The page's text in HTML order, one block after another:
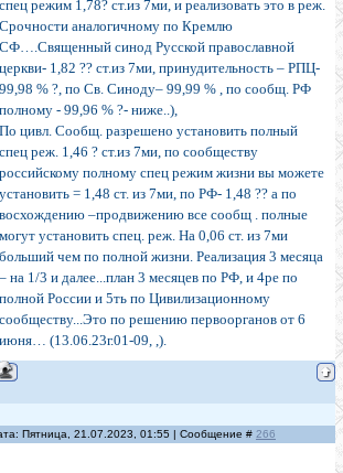
спец режим 1,78? ст.из 7ми, и реализовать это в реж.
Срочности аналогичному по Кремлю
СФ….Священный синод Русской православной
церкви- 1,82 ?? ст.из 7ми, принудительность – РПЦ-
99,98 % ?, по Св. Синоду– 99,99 % , по сообщ. РФ
полному - 99,96 % ?- ниже..),
По цивл. Сообщ. разрешено установить полный
спец реж. 1,46 ? ст.из 7ми, по сообществу
российскому полному спец режим жизни вы можете
установить = 1,48 ст. из 7ми, по РФ- 1,48 ?? а по
восхождению –продвижению все сообщ . полные
могут установить спец. реж. На 0,06 ст. из 7ми
больший чем по полной жизни. Реализация 3 месяца
– на 1/3 и далее...план 3 месяцев по РФ, и 4ре по
полной России и 5ть по Цивилизационному
сообществу...Это по решению первоорганов от 6
июня… (13.06.23г.01-09, ,).
Пятница, 21.07.2023, 01:55 | Сообщение # 266